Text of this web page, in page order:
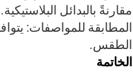
مقارنةً بالبدائل البلاستيكية.
الطقس.
الخاتمة